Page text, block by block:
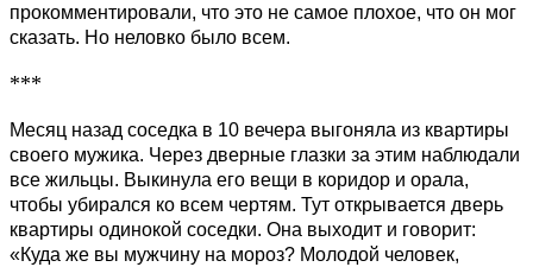
прокомментировали, что это не самое плохое, что он мог
сказать. Но неловко было всем.
***
Месяц назад соседка в 10 вечера выгоняла из квартиры
своего мужика. Через дверные глазки за этим наблюдали
все жильцы. Выкинула его вещи в коридор и орала,
чтобы убирался ко всем чертям. Тут открывается дверь
квартиры одинокой соседки. Она выходит и говорит:
«Куда же вы мужчину на мороз? Молодой человек,